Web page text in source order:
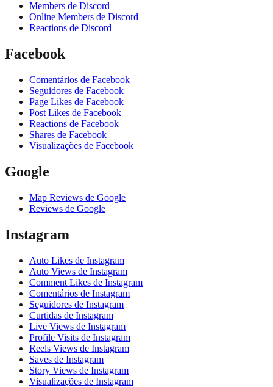
Members de Discord
Online Members de Discord
Reactions de Discord
Facebook
Comentários de Facebook
Seguidores de Facebook
Page Likes de Facebook
Post Likes de Facebook
Reactions de Facebook
Shares de Facebook
Visualizações de Facebook
Google
Map Reviews de Google
Reviews de Google
Instagram
Auto Likes de Instagram
Auto Views de Instagram
Comment Likes de Instagram
Comentários de Instagram
Seguidores de Instagram
Curtidas de Instagram
Live Views de Instagram
Profile Visits de Instagram
Reels Views de Instagram
Saves de Instagram
Story Views de Instagram
Visualizações de Instagram